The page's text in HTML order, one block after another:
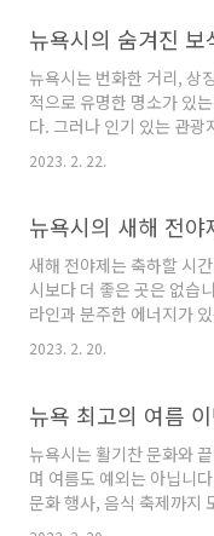
과 밤을 보낼 수 있는 장소
프탑 멋진 전망의 바 뉴욕
옥상 바 중 하나는 230
엠파이어 스테이트 빌딩의
합니다. 놀라운 전망을 자
시 스카이라인의 멋진..
뉴욕시의 숨겨진 보
뉴욕시는 번화한 거리, 상
적으로 유명한 명소가 있
다. 그러나 인기 있는 관광
유한 성격과 역사, 매력을
계가 있습니다. 도시의 잘
보석 같은 동네가 있습니
리니치 빌리지, 또한
헤미안 분위기와 유서 깊
한 매력적인 동네입니다.
의 바, 카페, 레스토랑은
클럽과 코미디 공연장이 있
하기에 좋은 장소이기도
2023. 2. 22.
새해 전야제는 축하할 시
시보다 더 좋은 곳은 없습
라인과 분주한 에너지가
일 활동의 중심지이며 5개
와 축제가 열립니다. 신나
위한 무언가가 있습니다.
뉴욕시에서 가장 유명한
스퀘어의 볼 드롭입니다.
이 원 타임스퀘어 꼭대기
수정 구슬을 보기 위해 맨
2023. 2. 20.
뉴욕 최고의 여름
뉴욕시는 활기찬 문화와
며 여름도 예외는 아닙니
문화 행사, 음식 축제까지